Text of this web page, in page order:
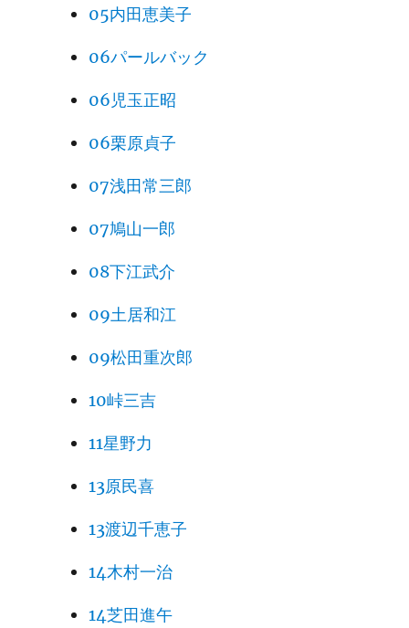
05内田恵美子
06パールバック
06児玉正昭
06栗原貞子
07浅田常三郎
07鳩山一郎
08下江武介
09土居和江
09松田重次郎
10峠三吉
11星野力
13原民喜
13渡辺千恵子
14木村一治
14芝田進午